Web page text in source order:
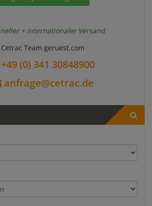
+ internationaler Versand
Cetrac Team geruest.com
(0) 341 30848900
anfrage@cetrac.de